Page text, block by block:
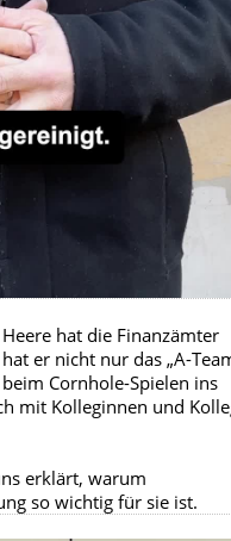
hat die Finanzämter
er nicht nur das „A-
Cornhole-Spielen ins
mit Kolleginnen und
erklärt, warum
so wichtig für sie ist.